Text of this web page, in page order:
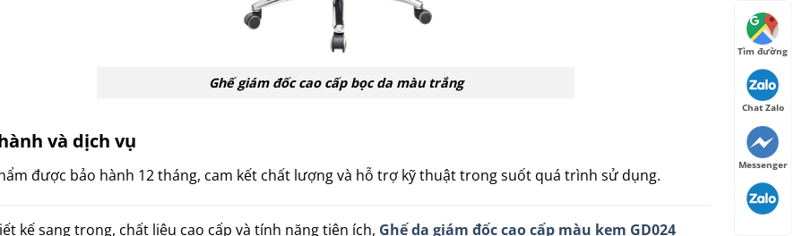
Ghế giám đốc cao cấp bọc da màu trắng
và dịch vụ
được bảo hành 12 tháng, cam kết chất lượng và hỗ trợ kỹ thuật trong suốt quá trình sử dụng.
kế sang trọng, chất liệu cao cấp và tính năng tiện ích, Ghế da giám đốc cao cấp màu kem GD024
Tìm đường
Chat Zalo
Messenger